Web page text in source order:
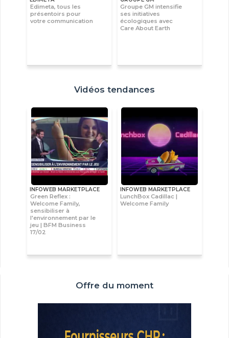
Edimeta, tous les
présentoirs pour
votre communication
Groupe GM intensifie
ses initiatives
écologiques avec
Care About Earth
Vidéos tendances
INFOWEB MARKETPLACE
Green Reflex :
Welcome Family,
sensibiliser à
l'environnement par le
jeu | BFM Business
17/02
INFOWEB MARKETPLACE
LunchBox Cadillac |
Welcome Family
Offre du moment